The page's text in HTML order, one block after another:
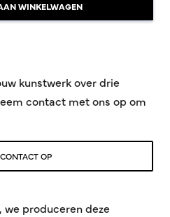
WINKELWAGEN
kunstwerk over drie
contact met ons op om
OP
produceren deze